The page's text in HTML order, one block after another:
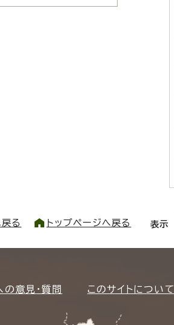
る トップページへ戻る 表示
の意見・質問 このサイトについて